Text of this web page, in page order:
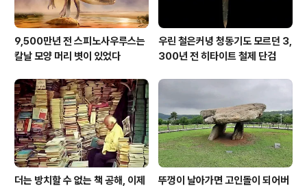
9,500만년 전 스피노사우루스는
칼날 모양 머리 볏이 있었다
우린 철은커녕 청동기도 모르던 3,
300년 전 히타이트 철제 단검
더는 방치할 수 없는 책 공해, 이제 뚜껑이 날아가면 고인돌이 되어버